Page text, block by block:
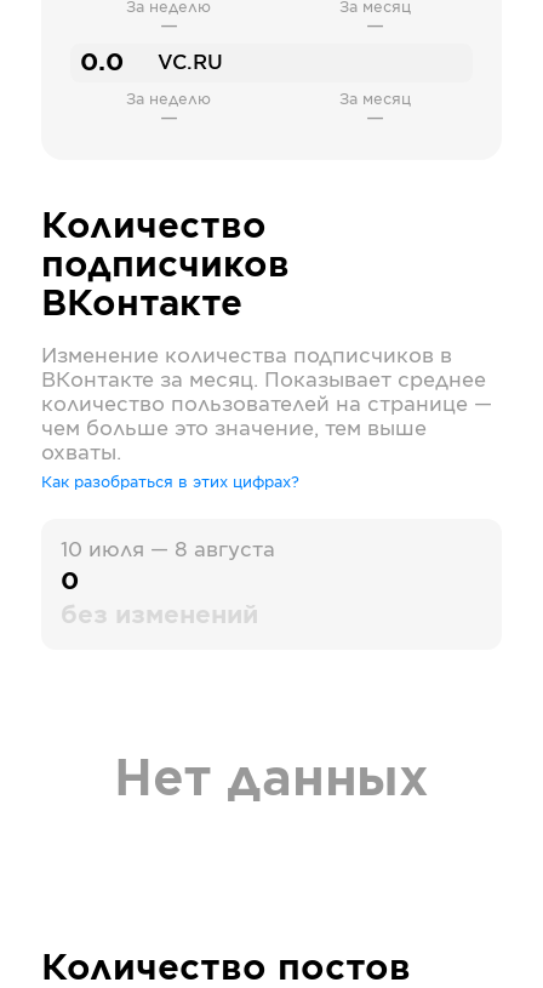
За неделю
—
За месяц
—
0.0 VC.RU
За неделю
—
За месяц
—
Количество
подписчиков
ВКонтакте
Изменение количества подписчиков в
ВКонтакте за месяц. Показывает среднее
количество пользователей на странице —
чем больше это значение, тем выше
охваты.
Как разобраться в этих цифрах?
10 июля — 8 августа
0
без изменений
Нет данных
Количество постов